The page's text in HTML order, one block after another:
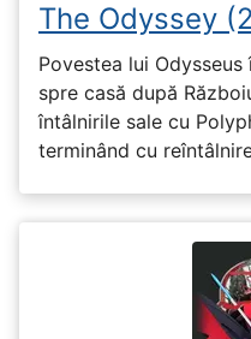
The Odyssey
Povestea lui
spre casă după
întâlnirile sale cu
terminând cu